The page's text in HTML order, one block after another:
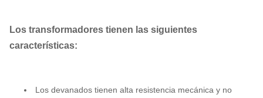
Los transformadores tienen las siguientes
características:
Los devanados tienen alta resistencia mecánica y no